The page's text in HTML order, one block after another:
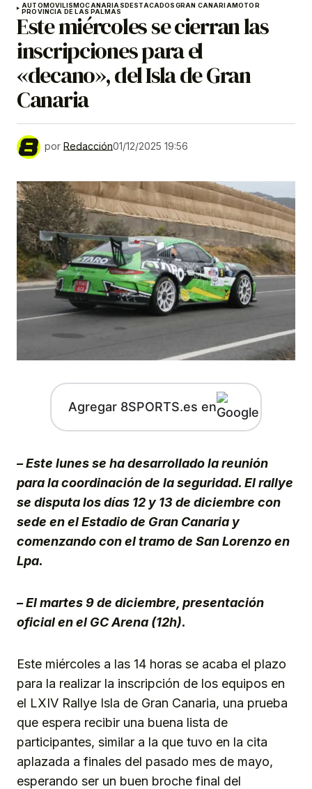
AUTOMOVILISMOCANARIASDESTACADOSGRAN CANARIAMOTOR
PROVINCIA DE LAS PALMAS
Este miércoles se cierran las
inscripciones para el
«decano», del Isla de Gran
Canaria
por Redacción01/12/2025 19:56
Agregar 8SPORTS.es en
– Este lunes se ha desarrollado la reunión
para la coordinación de la seguridad. El rallye
se disputa los días 12 y 13 de diciembre con
sede en el Estadio de Gran Canaria y
comenzando con el tramo de San Lorenzo en
Lpa.
– El martes 9 de diciembre, presentación
oficial en el GC Arena (12h).
Este miércoles a las 14 horas se acaba el plazo
para la realizar la inscripción de los equipos en
el LXIV Rallye Isla de Gran Canaria, una prueba
que espera recibir una buena lista de
participantes, similar a la que tuvo en la cita
aplazada a finales del pasado mes de mayo,
esperando ser un buen broche final del